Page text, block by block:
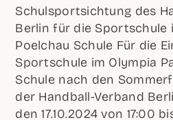
Schul­sport­sich­tung des
Ber­lin für die Sport­schu­le
Poel­chau Schu­le Für die
Sport­schu­le im Olym­pia
Schu­le nach den
der Hand­ball-Ver­band
den 17.10.2024 von 17:00